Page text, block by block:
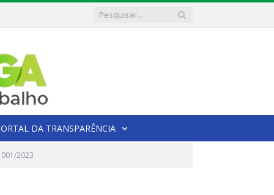
DA TRANSPARÊNCIA
001/2023